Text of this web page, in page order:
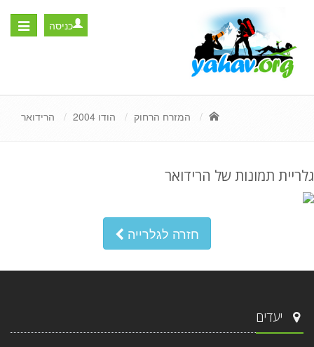
Toggle
כניסה
המזרח הרחוק הודו 2004 הרידואר
גלריית תמונות של הרידואר
חזרה לגלרייה
יעדים